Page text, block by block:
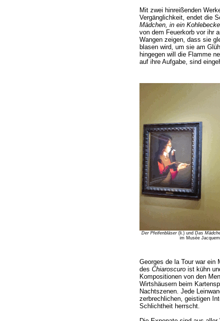
Mit zwei hinreißenden
Vergänglichkeit, endet die
Mädchen, in ein
von dem Feuerkorb vor ihr
Wangen zeigen, dass sie
blasen wird, um sie am
hingegen will die Flamme
auf ihre Aufgabe, sind
Der Pfeifenbläser(li.) und Das
im Musée
Georges de la Tour war ein
des Chiaroscuroist kühn
Kompositionen von den
Wirtshäusern beim
Nachtszenen. Jede
zerbrechlichen, geistigen
Schlichtheit herrscht.